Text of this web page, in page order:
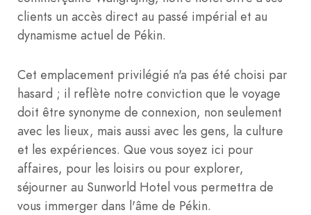
clients un accès direct au passé impérial et au
dynamisme actuel de Pékin.
Cet emplacement privilégié n'a pas été choisi par
hasard ; il reflète notre conviction que le voyage
doit être synonyme de connexion, non seulement
avec les lieux, mais aussi avec les gens, la culture
et les expériences. Que vous soyez ici pour
affaires, pour les loisirs ou pour explorer,
séjourner au Sunworld Hotel vous permettra de
vous immerger dans l'âme de Pékin.